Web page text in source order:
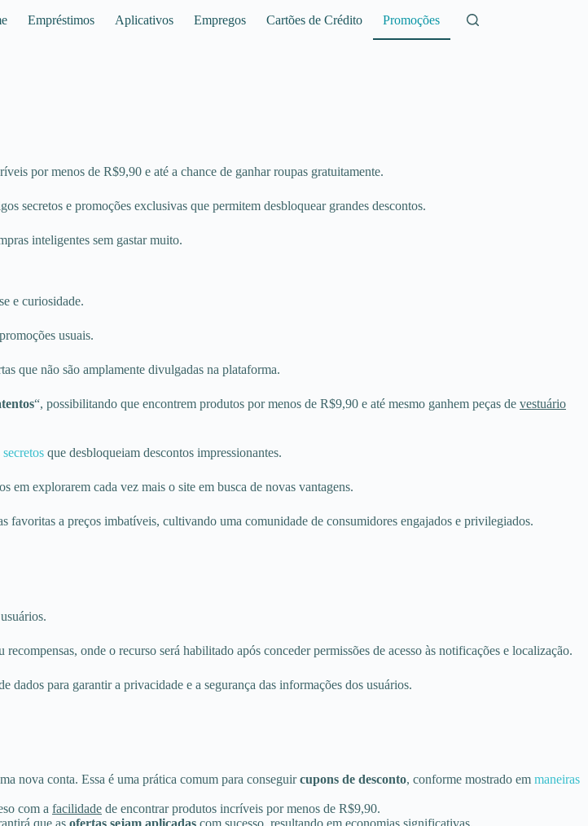
Empréstimos Aplicativos Empregos Cartões de Crédito Promoções
por menos de R$9,90 e até a chance de ganhar roupas gratuitamente.
secretos e promoções exclusivas que permitem desbloquear grandes descontos.
inteligentes sem gastar muito.
e curiosidade.
usuais.
que não são amplamente divulgadas na plataforma.
“, possibilitando que encontrem produtos por menos de R$9,90 e até mesmo ganhem peças de vestuário
que desbloqueiam descontos impressionantes.
em explorarem cada vez mais o site em busca de novas vantagens.
favoritas a preços imbatíveis, cultivando uma comunidade de consumidores engajados e privilegiados.
onde o recurso será habilitado após conceder permissões de acesso às notificações e localização.
para garantir a privacidade e a segurança das informações dos usuários.
nova conta. Essa é uma prática comum para conseguircupons de desconto, conforme mostrado em maneiras
com a facilidade de encontrar produtos incríveis por menos de R$9,90.